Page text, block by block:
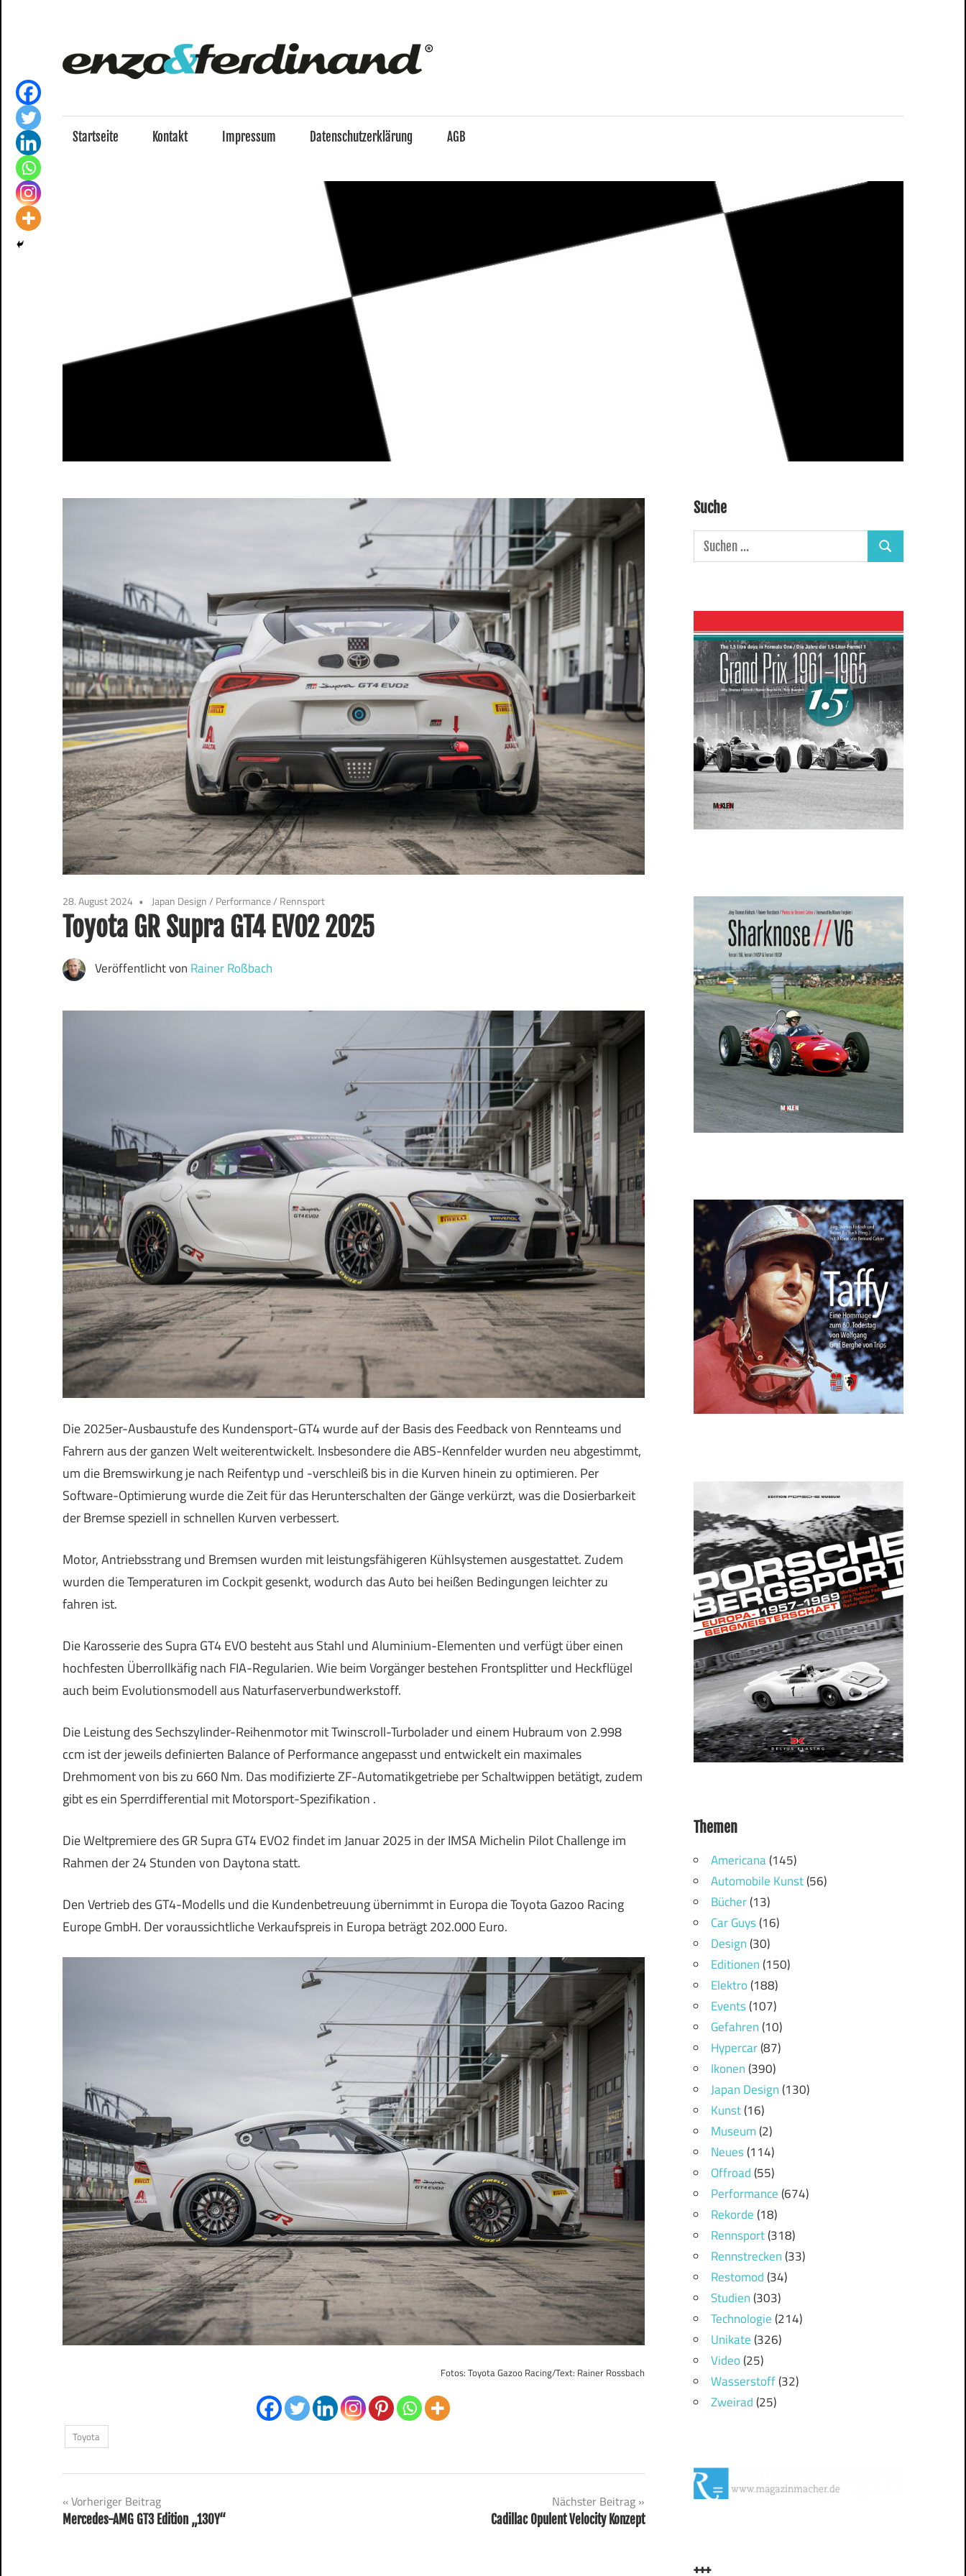
springen
&
Ferdinand
Startseite Kontakt Impressum Datenschutzerklärung AGB
28. August 2024 Japan Design/ Performance/ Rennsport
Toyota GR Supra GT4 EVO2 2025
Veröffentlicht von Rainer Roßbach
Die 2025er-Ausbaustufe des Kundensport-GT4 wurde auf der Basis des Feedback von Rennteams und
Fahrern aus der ganzen Welt weiterentwickelt. Insbesondere die ABS-Kennfelder wurden neu abgestimmt,
um die Bremswirkung je nach Reifentyp und -verschleiß bis in die Kurven hinein zu optimieren. Per
Software-Optimierung wurde die Zeit für das Herunterschalten der Gänge verkürzt, was die Dosierbarkeit
der Bremse speziell in schnellen Kurven verbessert.
Motor, Antriebsstrang und Bremsen wurden mit leistungsfähigeren Kühlsystemen ausgestattet. Zudem
wurden die Temperaturen im Cockpit gesenkt, wodurch das Auto bei heißen Bedingungen leichter zu
fahren ist.
Die Karosserie des Supra GT4 EVO besteht aus Stahl und Aluminium-Elementen und verfügt über einen
hochfesten Überrollkäfig nach FIA-Regularien. Wie beim Vorgänger bestehen Frontsplitter und Heckflügel
auch beim Evolutionsmodell aus Naturfaserverbundwerkstoff.
Die Leistung des Sechszylinder-Reihenmotor mit Twinscroll-Turbolader und einem Hubraum von 2.998
ccm ist der jeweils definierten Balance of Performance angepasst und entwickelt ein maximales
Drehmoment von bis zu 660 Nm. Das modifizierte ZF-Automatikgetriebe per Schaltwippen betätigt, zudem
gibt es ein Sperrdifferential mit Motorsport-Spezifikation .
Die Weltpremiere des GR Supra GT4 EVO2 findet im Januar 2025 in der IMSA Michelin Pilot Challenge im
Rahmen der 24 Stunden von Daytona statt.
Den Vertrieb des GT4-Modells und die Kundenbetreuung übernimmt in Europa die Toyota Gazoo Racing
Europe GmbH. Der voraussichtliche Verkaufspreis in Europa beträgt 202.000 Euro.
Fotos: Toyota Gazoo Racing/Text: Rainer Rossbach
Toyota
Beitragsnavigation
Vorheriger Beitrag
Mercedes-AMG GT3 Edition „130Y“
Nächster Beitrag
Cadillac Opulent Velocity Konzept
Suche
Suchen
nach:
Suchen
Themen
Americana(145)
Automobile Kunst(56)
Bücher(13)
Car Guys(16)
Design(30)
Editionen(150)
Elektro(188)
Events(107)
Gefahren(10)
Hypercar(87)
Ikonen(390)
Japan Design(130)
Kunst(16)
Museum(2)
Neues(114)
Offroad(55)
Performance(674)
Rekorde(18)
Rennsport(318)
Rennstrecken(33)
Restomod(34)
Studien(303)
Technologie(214)
Unikate(326)
Video(25)
Wasserstoff(32)
Zweirad(25)
+++